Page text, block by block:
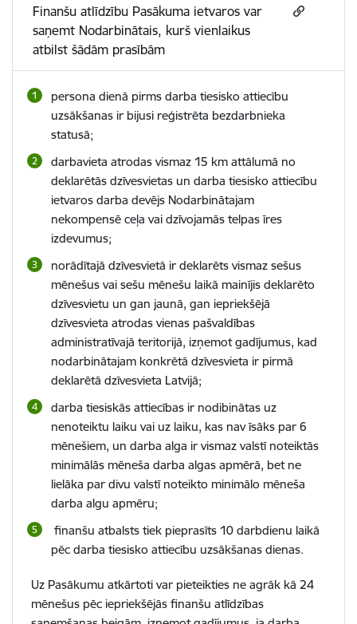
Finanšu atlīdzību Pasākuma ietvaros var
saņemt Nodarbinātais, kurš vienlaikus
atbilst šādām prasībām
persona dienā pirms darba tiesisko attiecību
uzsākšanas ir bijusi reģistrēta bezdarbnieka
statusā;
darbavieta atrodas vismaz 15 km attālumā no
deklarētās dzīvesvietas un darba tiesisko attiecību
ietvaros darba devējs Nodarbinātajam
nekompensē ceļa vai dzīvojamās telpas īres
izdevumus;
norādītajā dzīvesvietā ir deklarēts vismaz sešus
mēnešus vai sešu mēnešu laikā mainījis deklarēto
dzīvesvietu un gan jaunā, gan iepriekšējā
dzīvesvieta atrodas vienas pašvaldības
administratīvajā teritorijā, izņemot gadījumus, kad
nodarbinātajam konkrētā dzīvesvieta ir pirmā
deklarētā dzīvesvieta Latvijā;
darba tiesiskās attiecības ir nodibinātas uz
nenoteiktu laiku vai uz laiku, kas nav īsāks par 6
mēnešiem, un darba alga ir vismaz valstī noteiktās
minimālās mēneša darba algas apmērā, bet ne
lielāka par divu valstī noteikto minimālo mēneša
darba algu apmēru;
finanšu atbalsts tiek pieprasīts 10 darbdienu laikā
pēc darba tiesisko attiecību uzsākšanas dienas.
Uz Pasākumu atkārtoti var pieteikties ne agrāk kā 24
mēnešus pēc iepriekšējās finanšu atlīdzības